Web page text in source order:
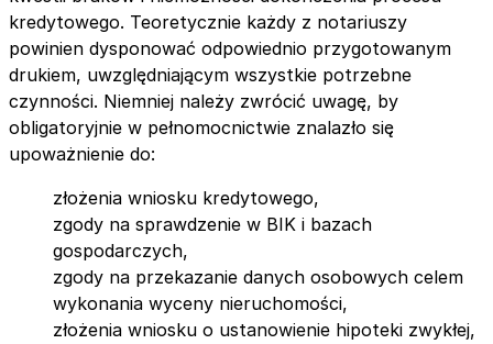
kredytowego. Teoretycznie każdy z notariuszy
powinien dysponować odpowiednio przygotowanym
drukiem, uwzględniającym wszystkie potrzebne
czynności. Niemniej należy zwrócić uwagę, by
obligatoryjnie w pełnomocnictwie znalazło się
upoważnienie do:
złożenia wniosku kredytowego,
zgody na sprawdzenie w BIK i bazach
gospodarczych,
zgody na przekazanie danych osobowych celem
wykonania wyceny nieruchomości,
złożenia wniosku o ustanowienie hipoteki zwykłej,